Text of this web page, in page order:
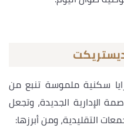
سكنية ملموسة تنبع من
الإدارية الجديدة، وتجعل
التقليدية، ومن أبرزها: